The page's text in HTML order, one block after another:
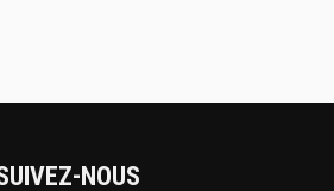
NOUS